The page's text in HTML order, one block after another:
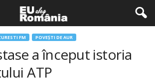
FM POVEŞTI DE AUR
a început istoria
ATP